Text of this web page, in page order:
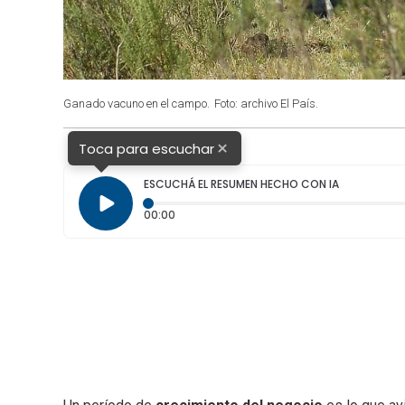
Ganado vacuno en el campo. Foto: archivo El País.
Toca para escuchar×
ESCUCHÁ EL RESUMEN HECHO CON IA
00:00